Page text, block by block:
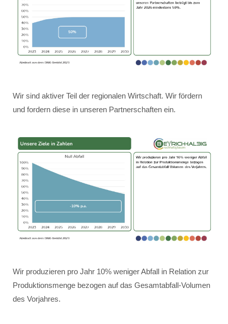
Wir sind aktiver Teil der regionalen Wirtschaft. Wir fördern
und fordern diese in unseren Partnerschaften ein.
Wir produzieren pro Jahr 10% weniger Abfall in Relation zur
Produktionsmenge bezogen auf das Gesamtabfall-Volumen
des Vorjahres.